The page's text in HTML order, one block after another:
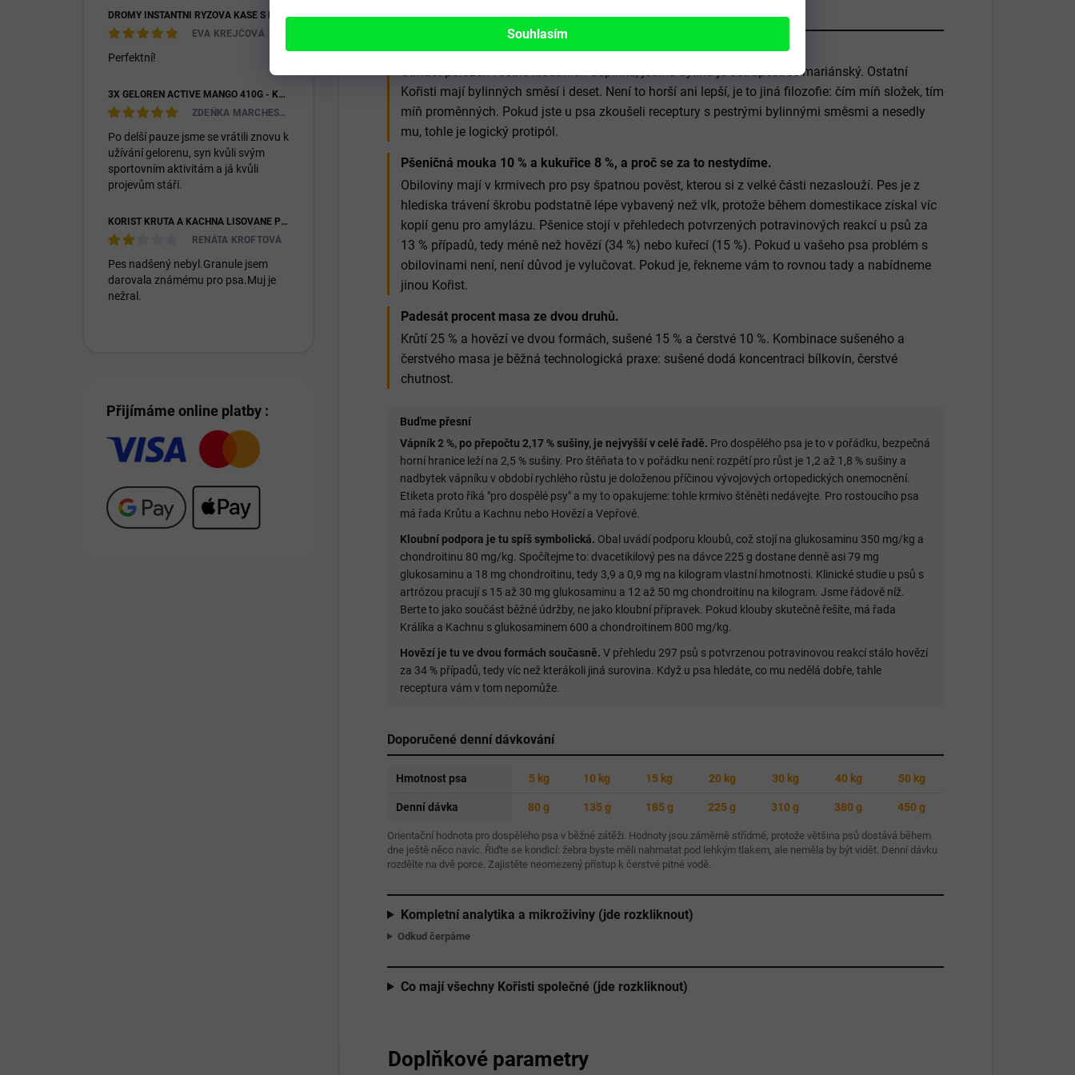
Souhlasím
DROMY INSTANTNÍ RÝŽOVÁ KAŠE S KOZÍM MLÉKEM & PREBIOTIKY 1200G
EVA KREJČOVÁ
Perfektní!
3X GELOREN ACTIVE MANGO 410G - KLOUBNÍ VÝŽIVA PRO LIDI (3X 90KS)
ZDEŇKA MARCHESIOVÁ
Po delší pauze jsme se vrátili znovu k
užívání gelorenu, syn kvůli svým
sportovním aktivitám a já kvůli
projevům stáří.
KOŘIST KRŮTA A KACHNA LISOVANÉ PRO DOSPĚLÉ I ŠTĚŇATA 26/14
RENÁTA KROFTOVÁ
Pes nadšený nebyl.Granule jsem
darovala známému pro psa.Muj je
nežral.
Přijímáme online platby :
Co tuhle recepturu odlišuje
Nejkratší seznam složek v celé řadě.
Čtrnáct položek včetně kloubních doplňků, jediná bylina je ostropestřec mariánský. Ostatní
Kořisti mají bylinných směsí i deset. Není to horší ani lepší, je to jiná filozofie: čím míň složek, tím
míň proměnných. Pokud jste u psa zkoušeli receptury s pestrými bylinnými směsmi a nesedly
mu, tohle je logický protipól.
Pšeničná mouka 10 % a kukuřice 8 %, a proč se za to nestydíme.
Obiloviny mají v krmivech pro psy špatnou pověst, kterou si z velké části nezaslouží. Pes je z
hlediska trávení škrobu podstatně lépe vybavený než vlk, protože během domestikace získal víc
kopií genu pro amylázu. Pšenice stojí v přehledech potvrzených potravinových reakcí u psů za
13 % případů, tedy méně než hovězí (34 %) nebo kuřecí (15 %). Pokud u vašeho psa problém s
obilovinami není, není důvod je vylučovat. Pokud je, řekneme vám to rovnou tady a nabídneme
jinou Kořist.
Padesát procent masa ze dvou druhů.
Krůtí 25 % a hovězí ve dvou formách, sušené 15 % a čerstvé 10 %. Kombinace sušeného a
čerstvého masa je běžná technologická praxe: sušené dodá koncentraci bílkovin, čerstvé
chutnost.
Buďme přesní
Vápník 2 %, po přepočtu 2,17 % sušiny, je nejvyšší v celé řadě. Pro dospělého psa je to v pořádku, bezpečná
horní hranice leží na 2,5 % sušiny. Pro štěňata to v pořádku není: rozpětí pro růst je 1,2 až 1,8 % sušiny a
nadbytek vápníku v období rychlého růstu je doloženou příčinou vývojových ortopedických onemocnění.
Etiketa proto říká "pro dospělé psy" a my to opakujeme: tohle krmivo štěněti nedávejte. Pro rostoucího psa
má řada Krůtu a Kachnu nebo Hovězí a Vepřové.
Kloubní podpora je tu spíš symbolická. Obal uvádí podporu kloubů, což stojí na glukosaminu 350 mg/kg a
chondroitinu 80 mg/kg. Spočítejme to: dvacetikilový pes na dávce 225 g dostane denně asi 79 mg
glukosaminu a 18 mg chondroitinu, tedy 3,9 a 0,9 mg na kilogram vlastní hmotnosti. Klinické studie u psů s
artrózou pracují s 15 až 30 mg glukosaminu a 12 až 50 mg chondroitinu na kilogram. Jsme řádově níž.
Berte to jako součást běžné údržby, ne jako kloubní přípravek. Pokud klouby skutečně řešíte, má řada
Králíka a Kachnu s glukosaminem 600 a chondroitinem 800 mg/kg.
Hovězí je tu ve dvou formách současně. V přehledu 297 psů s potvrzenou potravinovou reakcí stálo hovězí
za 34 % případů, tedy víc než kterákoli jiná surovina. Když u psa hledáte, co mu nedělá dobře, tahle
receptura vám v tom nepomůže.
Doporučené denní dávkování
Hmotnost psa 5 kg 10 kg 15 kg 20 kg 30 kg 40 kg 50 kg
Denní dávka 80 g 135 g 185 g 225 g 310 g 380 g 450 g
Orientační hodnota pro dospělého psa v běžné zátěži. Hodnoty jsou záměrně střídmé, protože většina psů dostává během
dne ještě něco navíc. Řiďte se kondicí: žebra byste měli nahmatat pod lehkým tlakem, ale neměla by být vidět. Denní dávku
rozdělte na dvě porce. Zajistěte neomezený přístup k čerstvé pitné vodě.
Kompletní analytika a mikroživiny (jde rozkliknout)
Odkud čerpáme
Co mají všechny Kořisti společné (jde rozkliknout)
Doplňkové parametry